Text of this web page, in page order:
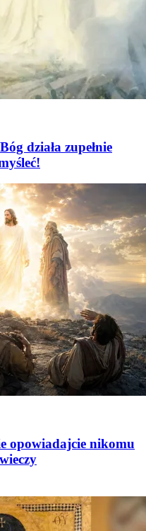
działa zupełnie
opowiadajcie nikomu